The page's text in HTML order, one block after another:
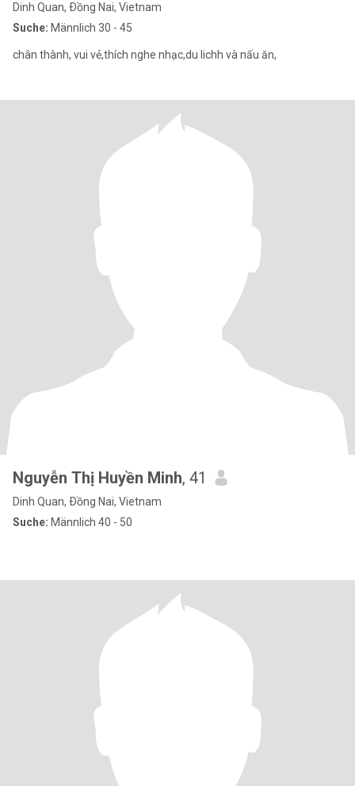
Dinh Quan, Ðồng Nai, Vietnam
Suche: Männlich 30 - 45
chân thành, vui vẻ,thích nghe nhạc,du lichh và nấu ăn,
Nguyễn Thị Huyền Minh, 41
Dinh Quan, Ðồng Nai, Vietnam
Suche: Männlich 40 - 50